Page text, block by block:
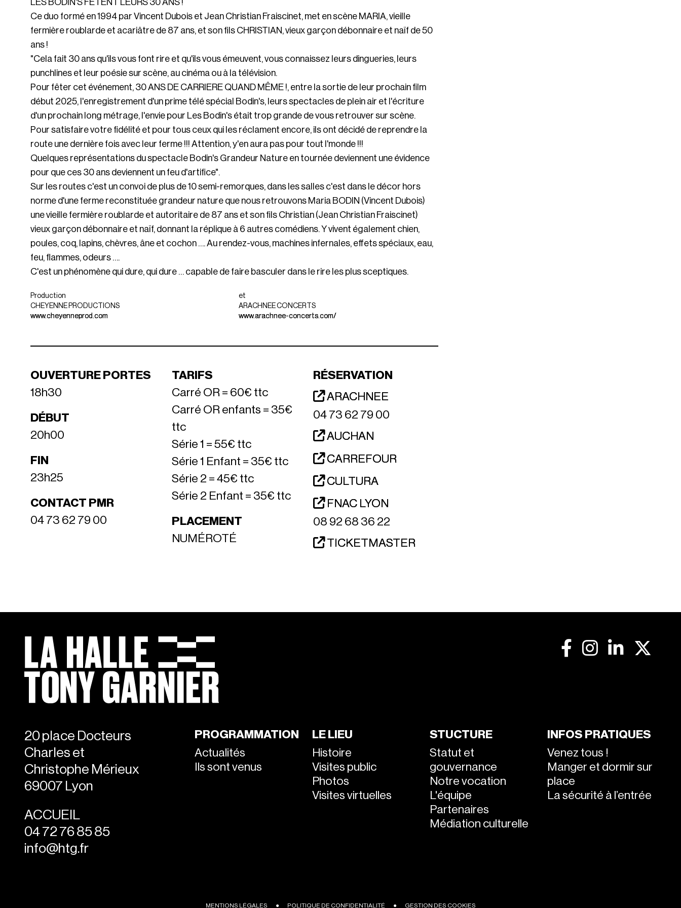
LES BODIN'S FETENT LEURS 30 ANS !
Ce duo formé en 1994 par Vincent Dubois et Jean Christian Fraiscinet, met en scène MARIA, vieille
fermière roublarde et acariâtre de 87 ans, et son fils CHRISTIAN, vieux garçon débonnaire et naïf de 50
ans !
"Cela fait 30 ans qu'ils vous font rire et qu'ils vous émeuvent, vous connaissez leurs dingueries, leurs
punchlines et leur poésie sur scène, au cinéma ou à la télévision.
Pour fêter cet événement, 30 ANS DE CARRIERE QUAND MÊME !, entre la sortie de leur prochain film
début 2025, l'enregistrement d'un prime télé spécial Bodin's, leurs spectacles de plein air et l'écriture
d'un prochain long métrage, l'envie pour Les Bodin's était trop grande de vous retrouver sur scène.
Pour satisfaire votre fidélité et pour tous ceux qui les réclament encore, ils ont décidé de reprendre la
route une dernière fois avec leur ferme !!! Attention, y'en aura pas pour tout l'monde !!!
Quelques représentations du spectacle Bodin's Grandeur Nature en tournée deviennent une évidence
pour que ces 30 ans deviennent un feu d'artifice".
Sur les routes c'est un convoi de plus de 10 semi-remorques, dans les salles c'est dans le décor hors
norme d'une ferme reconstituée grandeur nature que nous retrouvons Maria BODIN (Vincent Dubois)
une vieille fermière roublarde et autoritaire de 87 ans et son fils Christian (Jean Christian Fraiscinet)
vieux garçon débonnaire et naïf, donnant la réplique à 6 autres comédiens. Y vivent également chien,
poules, coq, lapins, chèvres, âne et cochon …. Au rendez-vous, machines infernales, effets spéciaux, eau,
feu, flammes, odeurs ….
C'est un phénomène qui dure, qui dure … capable de faire basculer dans le rire les plus sceptiques.
Production
CHEYENNE PRODUCTIONS
www.cheyenneprod.com
et
ARACHNEE CONCERTS
www.arachnee-concerts.com/
OUVERTURE PORTES
18h30
DÉBUT
20h00
FIN
23h25
CONTACT PMR
04 73 62 79 00
TARIFS
Carré OR = 60€ ttc
Carré OR enfants = 35€
ttc
Série 1 = 55€ ttc
Série 1 Enfant = 35€ ttc
Série 2 = 45€ ttc
Série 2 Enfant = 35€ ttc
PLACEMENT
NUMÉROTÉ
RÉSERVATION
ARACHNEE
04 73 62 79 00
AUCHAN
CARREFOUR
CULTURA
FNAC LYON
08 92 68 36 22
TICKETMASTER
20 place Docteurs
Charles et
Christophe Mérieux
69007 Lyon
ACCUEIL
04 72 76 85 85
info@htg.fr
PROGRAMMATION
Actualités
Ils sont venus
LE LIEU
Histoire
Visites public
Photos
Visites virtuelles
STUCTURE
Statut et
gouvernance
Notre vocation
L'équipe
Partenaires
Médiation culturelle
INFOS PRATIQUES
Venez tous !
Manger et dormir sur
place
La sécurité à l’entrée
MENTIONS LÉGALES ● POLITIQUE DE CONFIDENTIALITÉ ● GESTION DES COOKIES